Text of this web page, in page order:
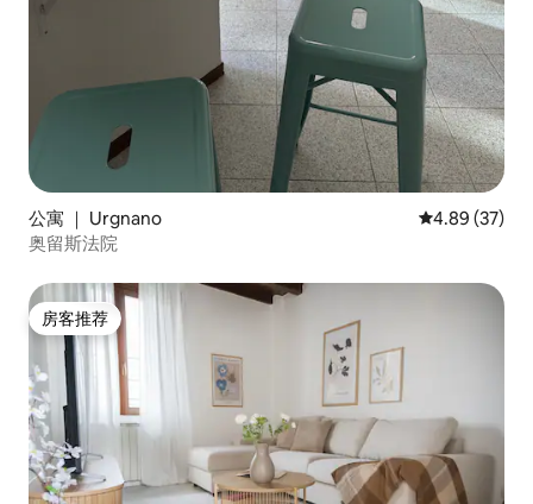
公寓 ｜ Urgnano 平均评分
4.89 (37)
奥留斯法院
房客推荐
房客推荐